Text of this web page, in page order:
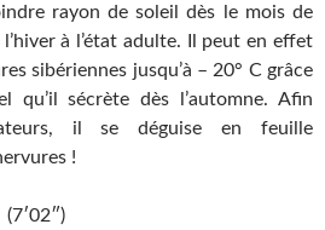
rayon de soleil dès le mois de
à l’état adulte. Il peut en effet
sibériennes jusqu’à – 20° C grâce
qu’il sécrète dès l’automne. Afin
il se déguise en feuille
!
(7′02″)